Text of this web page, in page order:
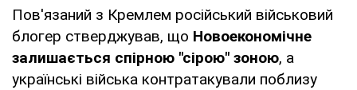
Пов'язаний з Кремлем російський військовий
блогер стверджував, що Новоекономічне
залишається спірною "сірою" зоною, а
українські війська контратакували поблизу